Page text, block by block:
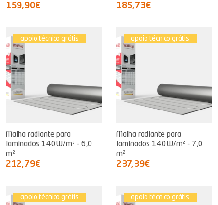
159,90€ 185,73€
apoio técnico grátis
Malha radiante para
laminados 140W/m² - 6,0
m²
212,79€
apoio técnico grátis
Malha radiante para
laminados 140W/m² - 7,0
m²
237,39€
apoio técnico grátis apoio técnico grátis